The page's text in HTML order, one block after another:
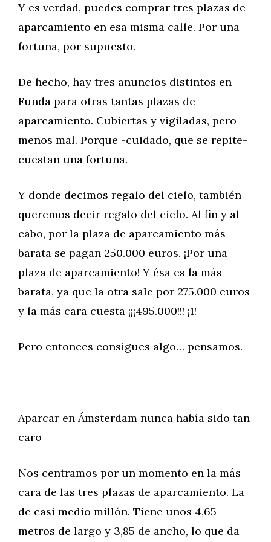
Y es verdad, puedes comprar tres plazas de
aparcamiento en esa misma calle. Por una
fortuna, por supuesto.
De hecho, hay tres anuncios distintos en
Funda para otras tantas plazas de
aparcamiento. Cubiertas y vigiladas, pero
menos mal. Porque -cuidado, que se repite-
cuestan una fortuna.
Y donde decimos regalo del cielo, también
queremos decir regalo del cielo. Al fin y al
cabo, por la plaza de aparcamiento más
barata se pagan 250.000 euros. ¡Por una
plaza de aparcamiento! Y ésa es la más
barata, ya que la otra sale por 275.000 euros
y la más cara cuesta ¡¡¡495.000!!! ¡1!
Pero entonces consigues algo… pensamos.
Aparcar en Ámsterdam nunca había sido tan
caro
Nos centramos por un momento en la más
cara de las tres plazas de aparcamiento. La
de casi medio millón. Tiene unos 4,65
metros de largo y 3,85 de ancho, lo que da